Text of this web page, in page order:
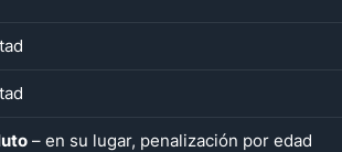
– en su lugar, penalización por edad